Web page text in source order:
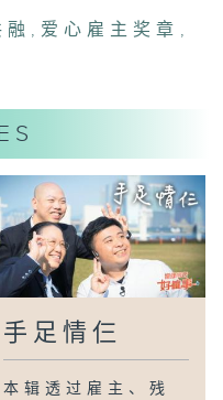
融 , 爱心雇主奖章 ,
手足情仨
本辑透过雇主、残